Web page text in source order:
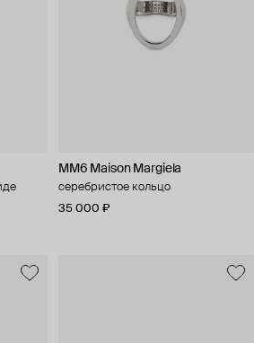
MM6 Maison Margiela
серебристое кольцо
35 000 ₽